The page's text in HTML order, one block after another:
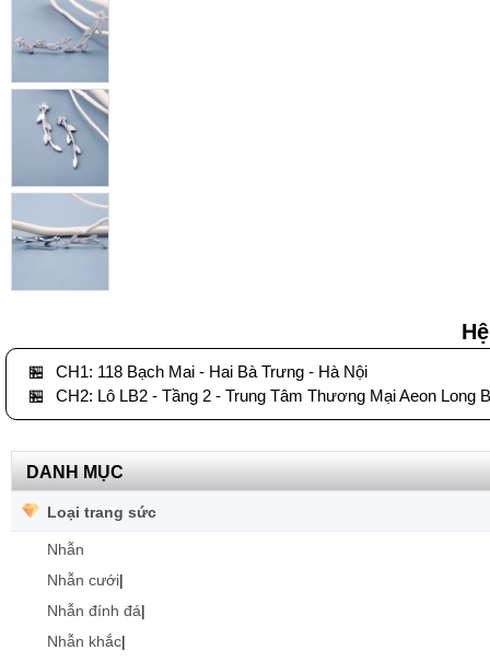
🏪
CH1: 118 Bạch Mai - Hai Bà Trưng - Hà Nội
🏪
CH2: Lô LB2 - Tầng 2 - Trung Tâm Thương Mại Aeon Long
DANH MỤC
Loại trang sức
Nhẫn
Nhẫn cưới|
Nhẫn đính đá|
Nhẫn khắc|